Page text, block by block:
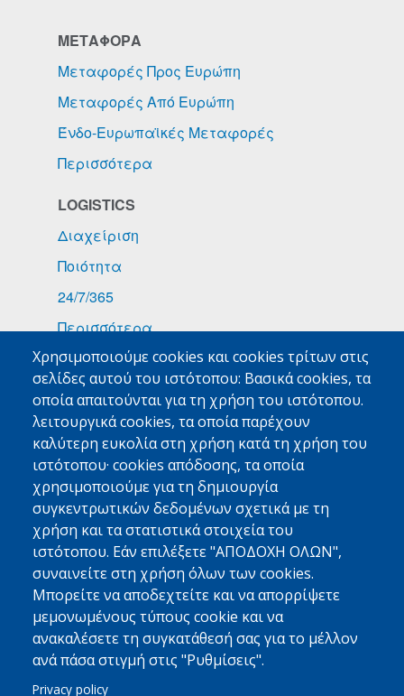
Χρησιμοποιούμε cookies και cookies τρίτων στις
σελίδες αυτού του ιστότοπου: Βασικά cookies, τα
οποία απαιτούνται για τη χρήση του ιστότοπου.
λειτουργικά cookies, τα οποία παρέχουν
καλύτερη ευκολία στη χρήση κατά τη χρήση του
ιστότοπου· cookies απόδοσης, τα οποία
χρησιμοποιούμε για τη δημιουργία
συγκεντρωτικών δεδομένων σχετικά με τη
χρήση και τα στατιστικά στοιχεία του
ιστότοπου. Εάν επιλέξετε "ΑΠΟΔΟΧΗ ΟΛΩΝ",
συναινείτε στη χρήση όλων των cookies.
Μπορείτε να αποδεχτείτε και να απορρίψετε
μεμονωμένους τύπους cookie και να
ανακαλέσετε τη συγκατάθεσή σας για το μέλλον
ανά πάσα στιγμή στις "Ρυθμίσεις".
Privacy policy
ΜΕΤΑΦΟΡΑ
Μεταφορές Προς Ευρώπη
Μεταφορές Από Ευρώπη
Ένδο-Ευρωπαϊκές Μεταφορές
Περισσότερα
LOGISTICS
Διαχείριση
Ποιότητα
24/7/365
Περισσότερα
ΕΙΔΙΚΑ ΦΟΡΤΙΑ
Φάρμακα
Τροφοδοσίες Πλοίων
Εμπορεύματα Υψηλής Αξίας
Περισσότερα
MED FRIGO
Με Μια Ματιά
Φιλοσοφία - Όραμα - Αρχές
Γιατί Να Μας Εμπιστευτείτε
Περισσότερα